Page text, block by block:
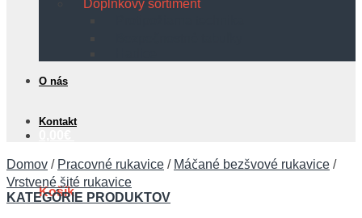
Košík
Doplnkový sortiment
O nás
Kontakt
Domov / Pracovné rukavice / Máčané bezšvové rukavice /
Vrstvené šité rukavice
KATEGÓRIE PRODUKTOV